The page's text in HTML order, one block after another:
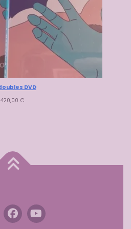
DVD
420,00 €